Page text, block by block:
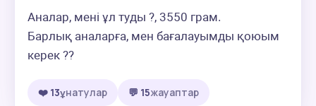
Аналар, мені ұл туды ?, 3550 грам.
Барлық аналарға, мен бағалауымды қоюым
керек ??
❤️ 13ұнатулар 💬 15жауаптар